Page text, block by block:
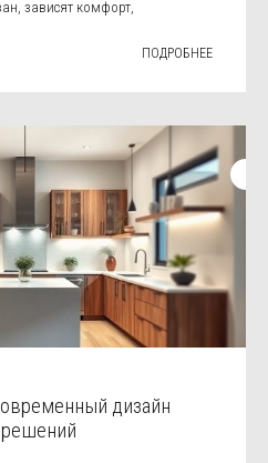
зависят комфорт,
ПОДРОБНЕЕ
дизайн